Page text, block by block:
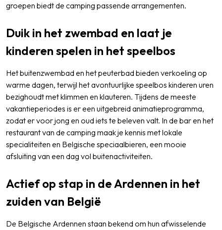
groepen biedt de camping passende arrangementen.
Duik in het zwembad en laat je
kinderen spelen in het speelbos
Het buitenzwembad en het peuterbad bieden verkoeling op
warme dagen, terwijl het avontuurlijke speelbos kinderen uren
bezighoudt met klimmen en klauteren. Tijdens de meeste
vakantieperiodes is er een uitgebreid animatieprogramma,
zodat er voor jong en oud iets te beleven valt. In de bar en het
restaurant van de camping maak je kennis met lokale
specialiteiten en Belgische speciaalbieren, een mooie
afsluiting van een dag vol buitenactiviteiten.
Actief op stap in de Ardennen in het
zuiden van België
De Belgische Ardennen staan bekend om hun afwisselende